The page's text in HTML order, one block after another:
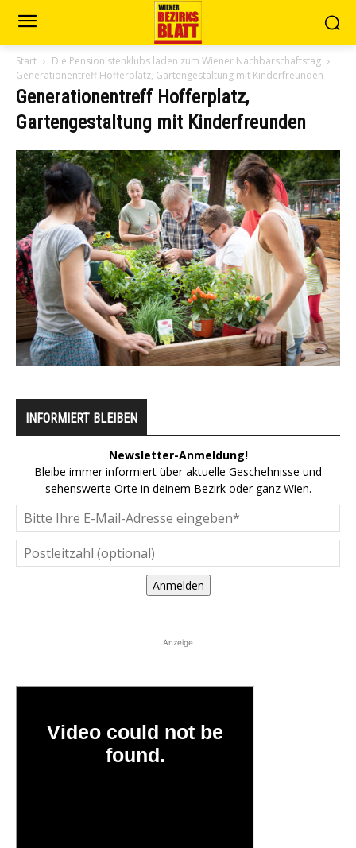
Start
Die Pensionistenklubs laden zum Wiener Nachbarschaftstag
Generationentreff Hofferplatz, Gartengestaltung mit Kinderfreunden
Generationentreff Hofferplatz,
Gartengestaltung mit Kinderfreunden
INFORMIERT BLEIBEN
Newsletter-Anmeldung!
Bleibe immer informiert über aktuelle Geschehnisse und
sehenswerte Orte in deinem Bezirk oder ganz Wien.
Anmelden
Anzeige